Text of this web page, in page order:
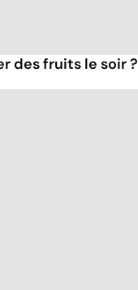
des fruits le soir ?